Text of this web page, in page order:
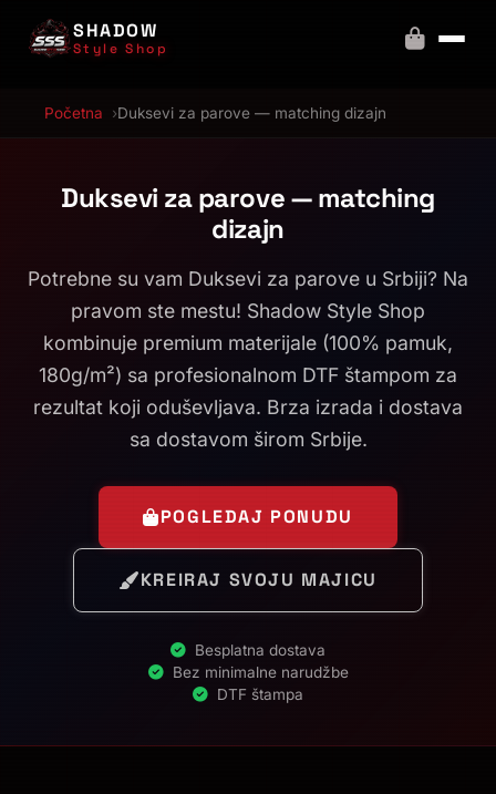
SHADOW
Style Shop
Početna Duksevi za parove — matching dizajn
Duksevi za parove — matching
dizajn
Potrebne su vam Duksevi za parove u Srbiji? Na
pravom ste mestu! Shadow Style Shop
kombinuje premium materijale (100% pamuk,
180g/m²) sa profesionalnom DTF štampom za
rezultat koji oduševljava. Brza izrada i dostava
sa dostavom širom Srbije.
POGLEDAJ PONUDU
KREIRAJ SVOJU MAJICU
Besplatna dostava
Bez minimalne narudžbe
DTF štampa